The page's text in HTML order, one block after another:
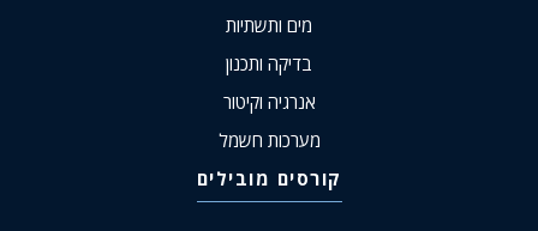
מים ותשתיות
בדיקה ותכנון
אנרגיה וקיטור
מערכות חשמל
קורסים מובילים